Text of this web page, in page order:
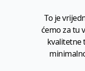
To je
ćemo za tu
kvalitetne